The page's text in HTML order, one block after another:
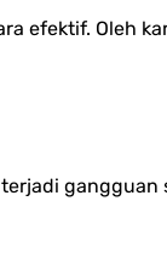
efektif. Oleh
gangguan